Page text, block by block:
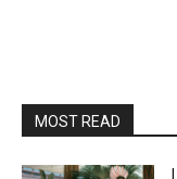
MOST READ